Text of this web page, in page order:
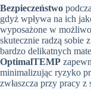
Bezpieczeństwo
gdyż wpływa na ich
wyposażone w
skutecznie radzą sobie
bardzo delikatnych
OptimalTEMP
minimalizując ryzyko
zwłaszcza przy pracy